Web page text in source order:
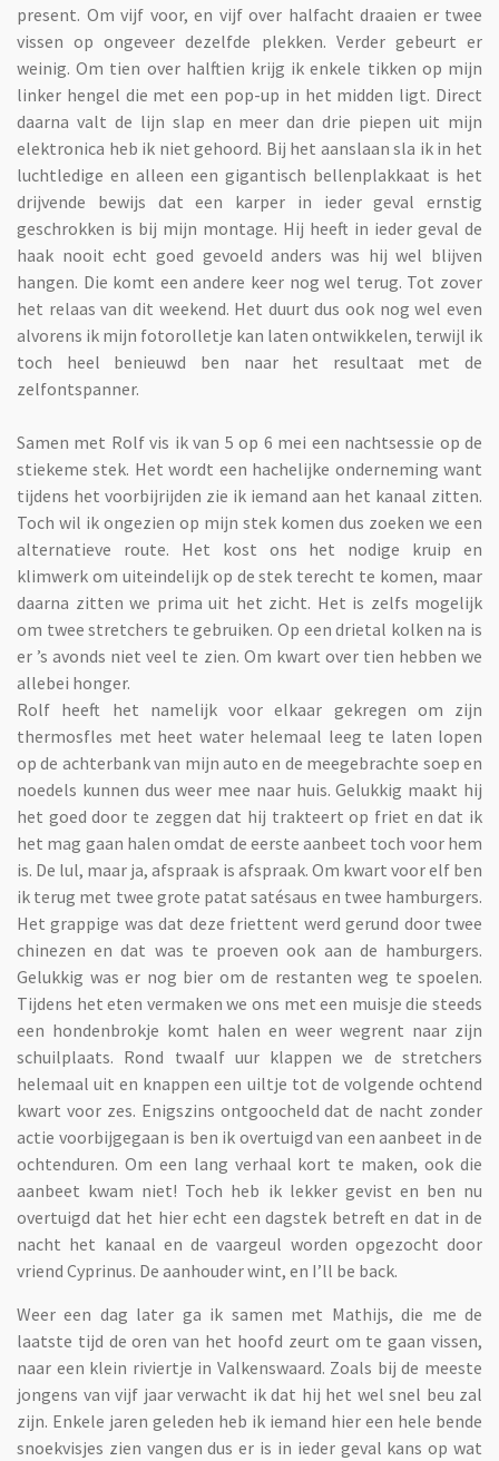
present. Om vijf voor, en vijf over halfacht draaien er twee
vissen op ongeveer dezelfde plekken. Verder gebeurt er
weinig. Om tien over halftien krijg ik enkele tikken op mijn
linker hengel die met een pop-up in het midden ligt. Direct
daarna valt de lijn slap en meer dan drie piepen uit mijn
elektronica heb ik niet gehoord. Bij het aanslaan sla ik in het
luchtledige en alleen een gigantisch bellenplakkaat is het
drijvende bewijs dat een karper in ieder geval ernstig
geschrokken is bij mijn montage. Hij heeft in ieder geval de
haak nooit echt goed gevoeld anders was hij wel blijven
hangen. Die komt een andere keer nog wel terug. Tot zover
het relaas van dit weekend. Het duurt dus ook nog wel even
alvorens ik mijn fotorolletje kan laten ontwikkelen, terwijl ik
toch heel benieuwd ben naar het resultaat met de
zelfontspanner.
Samen met Rolf vis ik van 5 op 6 mei een nachtsessie op de
stiekeme stek. Het wordt een hachelijke onderneming want
tijdens het voorbijrijden zie ik iemand aan het kanaal zitten.
Toch wil ik ongezien op mijn stek komen dus zoeken we een
alternatieve route. Het kost ons het nodige kruip en
klimwerk om uiteindelijk op de stek terecht te komen, maar
daarna zitten we prima uit het zicht. Het is zelfs mogelijk
om twee stretchers te gebruiken. Op een drietal kolken na is
er ’s avonds niet veel te zien. Om kwart over tien hebben we
allebei honger.
Rolf heeft het namelijk voor elkaar gekregen om zijn
thermosfles met heet water helemaal leeg te laten lopen
op de achterbank van mijn auto en de meegebrachte soep en
noedels kunnen dus weer mee naar huis. Gelukkig maakt hij
het goed door te zeggen dat hij trakteert op friet en dat ik
het mag gaan halen omdat de eerste aanbeet toch voor hem
is. De lul, maar ja, afspraak is afspraak. Om kwart voor elf ben
ik terug met twee grote patat satésaus en twee hamburgers.
Het grappige was dat deze friettent werd gerund door twee
chinezen en dat was te proeven ook aan de hamburgers.
Gelukkig was er nog bier om de restanten weg te spoelen.
Tijdens het eten vermaken we ons met een muisje die steeds
een hondenbrokje komt halen en weer wegrent naar zijn
schuilplaats. Rond twaalf uur klappen we de stretchers
helemaal uit en knappen een uiltje tot de volgende ochtend
kwart voor zes. Enigszins ontgoocheld dat de nacht zonder
actie voorbijgegaan is ben ik overtuigd van een aanbeet in de
ochtenduren. Om een lang verhaal kort te maken, ook die
aanbeet kwam niet! Toch heb ik lekker gevist en ben nu
overtuigd dat het hier echt een dagstek betreft en dat in de
nacht het kanaal en de vaargeul worden opgezocht door
vriend Cyprinus. De aanhouder wint, en I’ll be back.
Weer een dag later ga ik samen met Mathijs, die me de
laatste tijd de oren van het hoofd zeurt om te gaan vissen,
naar een klein riviertje in Valkenswaard. Zoals bij de meeste
jongens van vijf jaar verwacht ik dat hij het wel snel beu zal
zijn. Enkele jaren geleden heb ik iemand hier een hele bende
snoekvisjes zien vangen dus er is in ieder geval kans op wat